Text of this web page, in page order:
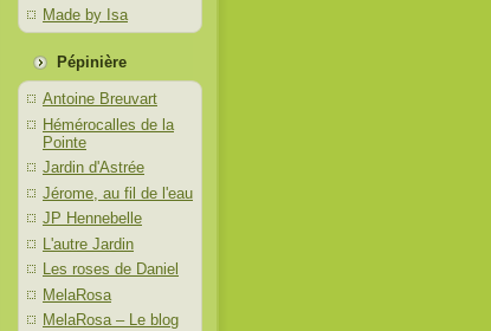
Made by Isa
Pépinière
Antoine Breuvart
Hémérocalles de la
Pointe
Jardin d'Astrée
Jérome, au fil de l'eau
JP Hennebelle
L'autre Jardin
Les roses de Daniel
MelaRosa
MelaRosa – Le blog